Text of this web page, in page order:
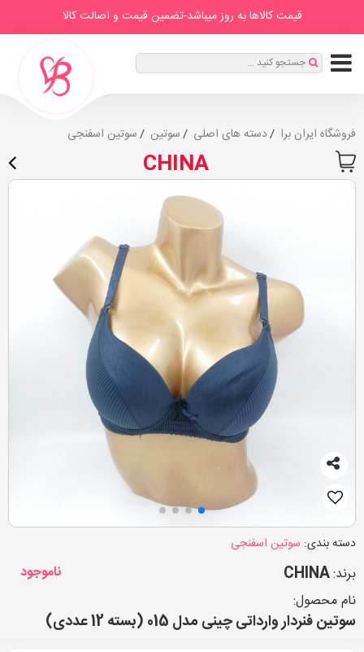
IranBra
اصلی ها ما
ثبت
|
قیمت کالاها به روز میباشد-تضمین قیمت و اصالت کالا
جستجو کنید ...
فروشگاه ایران برا دسته های اصلی سوتین سوتین اسفنجی
CHINA
دسته بندی: سوتین اسفنجی
برند:CHINA
ناموجود
نام محصول:
سوتین فنردار وارداتی چینی مدل 015 (بسته 12 عددی)